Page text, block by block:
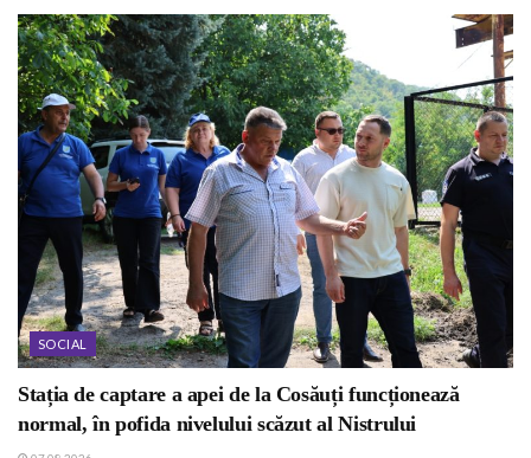
SOCIAL
Stația de captare a apei de la Cosăuți funcționează
normal, în pofida nivelului scăzut al Nistrului